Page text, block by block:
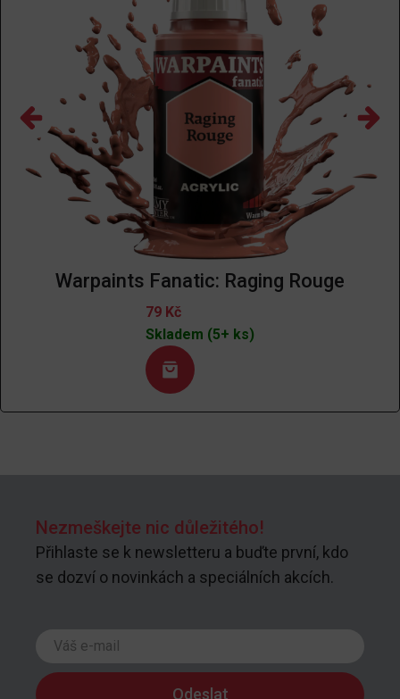
Warpaints Fanatic: Raging Rouge
79 Kč
Skladem (5+ ks)
Nezmeškejte nic důležitého!
Přihlaste se k newsletteru a buďte první, kdo
se dozví o novinkách a speciálních akcích.